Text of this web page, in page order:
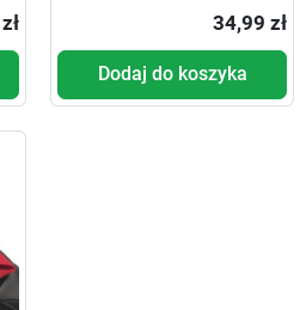
34,99 zł
Dodaj do koszyka